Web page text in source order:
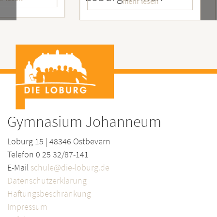
Gymnasium Johanneum
Loburg 15 | 48346 Ostbevern
Telefon 0 25 32/87-141
E-Mail schule@die-loburg.de
Datenschutzerklärung
Haftungsbeschränkung
Impressum